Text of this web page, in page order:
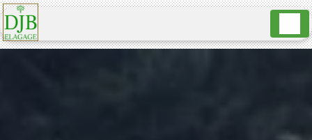
Panneau de gestion des cookies